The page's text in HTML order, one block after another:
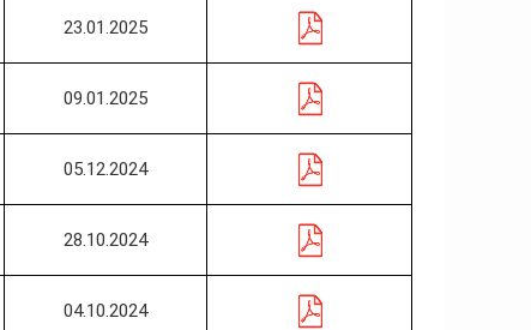
23.01.2025
09.01.2025
05.12.2024
28.10.2024
04.10.2024